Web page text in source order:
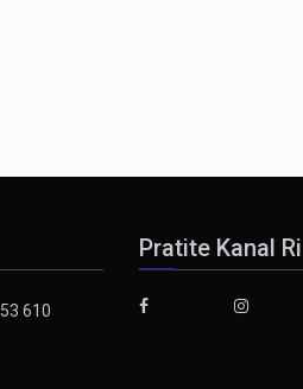
610
Pratite Kanal Ri